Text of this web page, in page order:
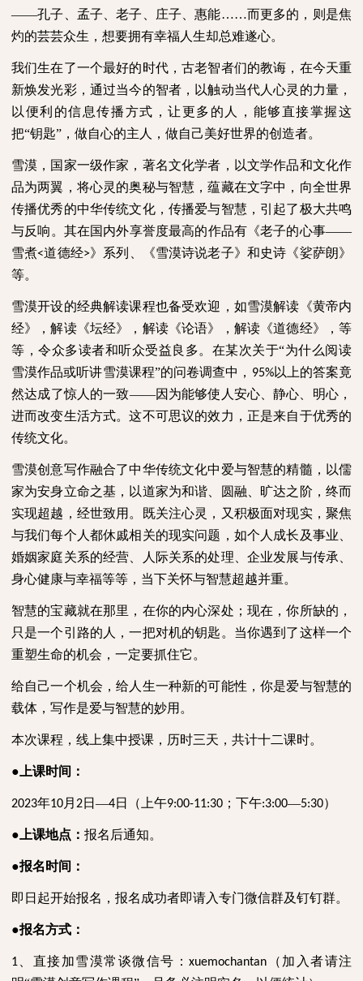
——孔子、孟子、老子、庄子、惠能……而更多的，则是焦
灼的芸芸众生，想要拥有幸福人生却总难遂心。
我们生在了一个最好的时代，古老智者们的教诲，在今天重
新焕发光彩，通过当今的智者，以触动当代人心灵的力量，
以便利的信息传播方式，让更多的人，能够直接掌握这
把“钥匙”，做自心的主人，做自己美好世界的创造者。
雪漠，国家一级作家，著名文化学者，以文学作品和文化作
品为两翼，将心灵的奥秘与智慧，蕴藏在文字中，向全世界
传播优秀的中华传统文化，传播爱与智慧，引起了极大共鸣
与反响。其在国内外享誉度最高的作品有《老子的心事——
雪煮<道德经>》系列、《雪漠诗说老子》和史诗《娑萨朗》
等。
雪漠开设的经典解读课程也备受欢迎，如雪漠解读《黄帝内
经》，解读《坛经》，解读《论语》，解读《道德经》，等
等，令众多读者和听众受益良多。在某次关于“为什么阅读
雪漠作品或听讲雪漠课程”的问卷调查中， 95%以上的答案竟
然达成了惊人的一致——因为能够使人安心、静心、明心，
进而改变生活方式。这不可思议的效力，正是来自于优秀的
传统文化。
雪漠创意写作融合了中华传统文化中爱与智慧的精髓，以儒
家为安身立命之基，以道家为和谐、圆融、旷达之阶，终而
实现超越，经世致用。既关注心灵，又积极面对现实，聚焦
与我们每个人都休戚相关的现实问题，如个人成长及事业、
婚姻家庭关系的经营、人际关系的处理、企业发展与传承、
身心健康与幸福等等，当下关怀与智慧超越并重。
智慧的宝藏就在那里，在你的内心深处；现在，你所缺的，
只是一个引路的人，一把对机的钥匙。当你遇到了这样一个
重塑生命的机会，一定要抓住它。
给自己一个机会，给人生一种新的可能性，你是爱与智慧的
载体，写作是爱与智慧的妙用。
本次课程，线上集中授课，历时三天，共计十二课时。
●上课时间：
2023年10月 2日—4日（上午9:00-11:30 ；下午:3:00—5:30）
●上课地点： 报名后通知。
●报名时间：
即日起开始报名，报名成功者即请入专门微信群及钉钉群。
●报名方式：
1 、直接加雪漠常谈微信号：xuemochantan （加入者请注